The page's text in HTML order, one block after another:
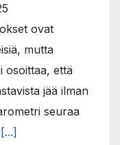
ovat
mutta
osoittaa, että
jää ilman
seuraa
[...]